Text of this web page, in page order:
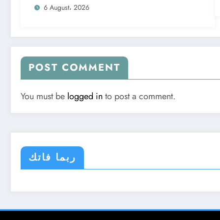
6 August، 2026
POST COMMENT
You must be logged in to post a comment.
ربما فاتك